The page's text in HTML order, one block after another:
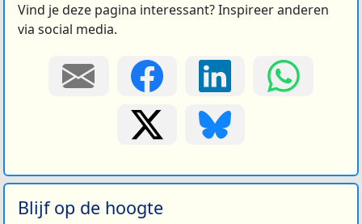
Vind je deze pagina interessant? Inspireer anderen
via social media.
Blijf op de hoogte